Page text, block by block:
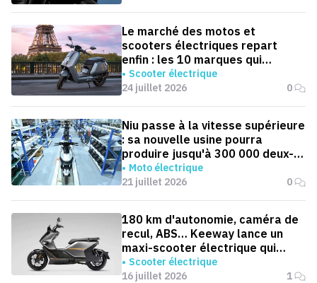
Le marché des motos et
scooters électriques repart
enfin : les 10 marques qui
dominent la France
Scooter électrique
24 juillet 2026
0
Niu passe à la vitesse supérieure
: sa nouvelle usine pourra
produire jusqu'à 300 000 deux-
roues électriques par an
Moto électrique
21 juillet 2026
0
180 km d'autonomie, caméra de
recul, ABS… Keeway lance un
maxi-scooter électrique qui
défie le BMW CE 04
Scooter électrique
16 juillet 2026
1